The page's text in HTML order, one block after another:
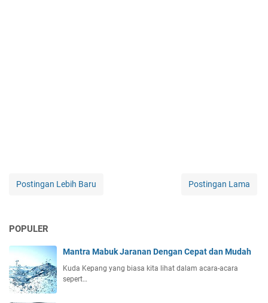
Postingan Lebih Baru Postingan Lama
POPULER
Mantra Mabuk Jaranan Dengan Cepat dan Mudah
Kuda Kepang yang biasa kita lihat dalam acara-acara
sepert…